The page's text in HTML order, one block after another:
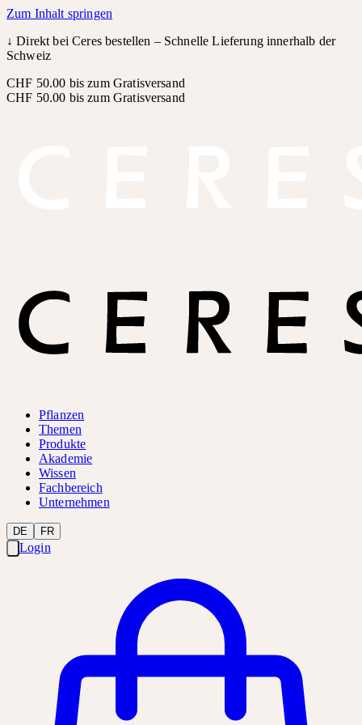
Zum Inhalt springen
↓Direkt bei Ceres bestellen – Schnelle Lieferung innerhalb der
Schweiz
CHF 50.00 bis zum Gratisversand
CHF 50.00 bis zum Gratisversand
Pflanzen
Themen
Produkte
Akademie
Wissen
Fachbereich
Unternehmen
DE FR
Login